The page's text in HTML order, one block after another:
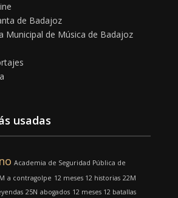
de Badajoz
Municipal de Música de Badajoz
usadas
Academia de Seguridad Pública de
a contragolpe 12 meses 12 historias 22M
25N abogados 12 meses 12 batallas